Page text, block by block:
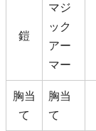
鎧
マジ
ック
アー
マー
胸当
て
胸当
て